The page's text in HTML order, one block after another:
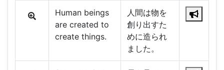
Human beings
are created to
create things.
人間は物を
創り出すた
めに造られ
ました。